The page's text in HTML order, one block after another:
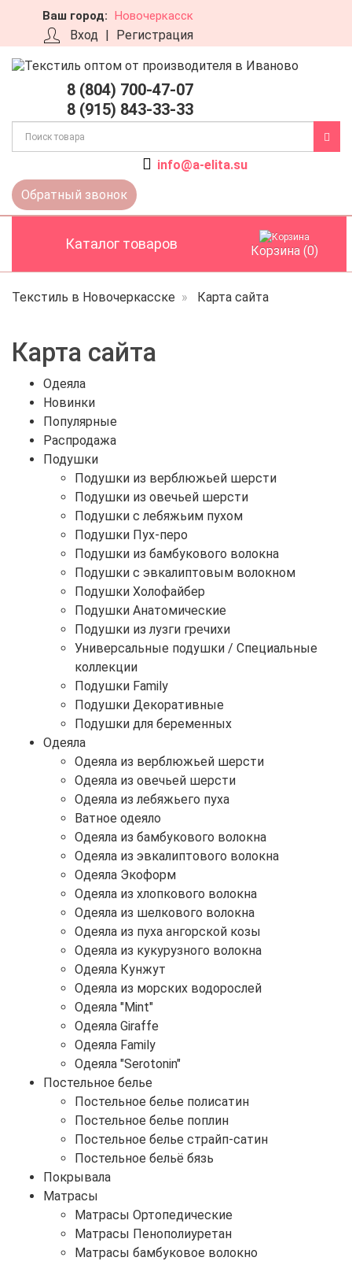
Ваш город: Новочеркасск
Вход | Регистрация
8 (804) 700-47-07
8 (915) 843-33-33
info@a-elita.su
Обратный звонок
Каталог товаров Корзина (0)
Текстиль в Новочеркасске Карта сайта
Карта сайта
Одеяла
Новинки
Популярные
Распродажа
Подушки
Подушки из верблюжьей шерсти
Подушки из овечьей шерсти
Подушки с лебяжьим пухом
Подушки Пух-перо
Подушки из бамбукового волокна
Подушки с эвкалиптовым волокном
Подушки Холофайбер
Подушки Анатомические
Подушки из лузги гречихи
Универсальные подушки / Специальные
коллекции
Подушки Family
Подушки Декоративные
Подушки для беременных
Одеяла
Одеяла из верблюжьей шерсти
Одеяла из овечьей шерсти
Одеяла из лебяжьего пуха
Ватное одеяло
Одеяла из бамбукового волокна
Одеяла из эвкалиптового волокна
Одеяла Экоформ
Одеяла из хлопкового волокна
Одеяла из шелкового волокна
Одеяла из пуха ангорской козы
Одеяла из кукурузного волокна
Одеяла Кунжут
Одеяла из морских водорослей
Одеяла "Mint"
Одеяла Giraffe
Одеяла Family
Одеяла "Serotonin"
Постельное белье
Постельное белье полисатин
Постельное белье поплин
Постельное белье страйп-сатин
Постельное бельё бязь
Покрывала
Матрасы
Матрасы Ортопедические
Матрасы Пенополиуретан
Матрасы бамбуковое волокно
Отправить заявку